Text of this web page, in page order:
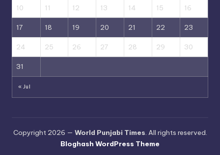
10 11 12 13 14 15 16
17 18 19 20 21 22 23
24 25 26 27 28 29 30
31
« Jul
Copyright 2026 — World Punjabi Times . All rights reserved.
Bloghash WordPress Theme